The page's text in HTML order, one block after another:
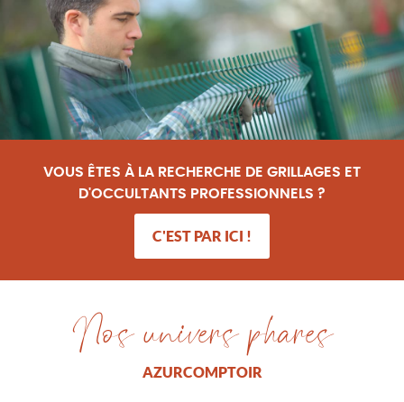
VOUS ÊTES À LA RECHERCHE DE GRILLAGES ET
D'OCCULTANTS PROFESSIONNELS ?
C'EST PAR ICI !
nos univers phares
AZURCOMPTOIR